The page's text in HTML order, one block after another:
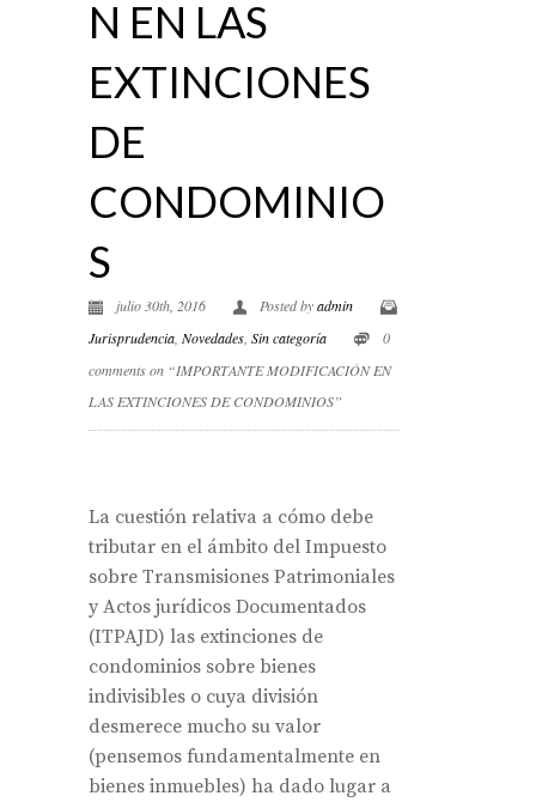
N EN LAS
EXTINCIONES
DE
CONDOMINIO
S
julio 30th, 2016 Posted byadmin
Jurisprudencia Novedades Sin categoría
0
comments on “IMPORTANTE MODIFICACIÓN EN
LAS EXTINCIONES DE CONDOMINIOS”
La cuestión relativa a cómo debe
tributar en el ámbito del Impuesto
sobre Transmisiones Patrimoniales
y Actos jurídicos Documentados
(ITPAJD) las extinciones de
condominios sobre bienes
indivisibles o cuya división
desmerece mucho su valor
(pensemos fundamentalmente en
bienes inmuebles) ha dado lugar a